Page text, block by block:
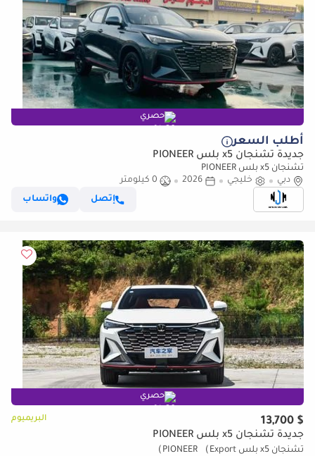
حصري
أطلب السعر
جديدة تشنجان x5 بلس PIONEER
تشنجان x5 بلس PIONEER
دبي
خليجي 2026
0 كيلومتر
إتصل
واتساب
حصري
$ 13,700 البريميوم
جديدة تشنجان x5 بلس PIONEER
تشنجان x5 بلس PIONEER （Export）